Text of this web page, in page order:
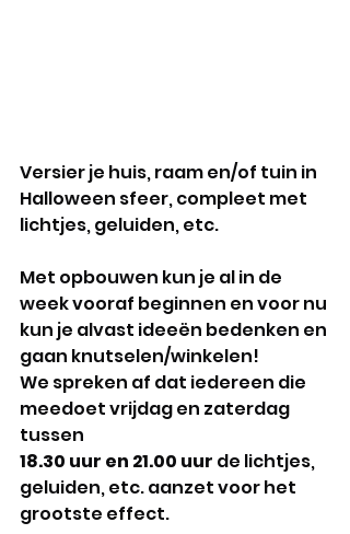
Versier je huis, raam en/of tuin in
Halloween sfeer, compleet met
lichtjes, geluiden, etc.
Met opbouwen kun je al in de
week vooraf beginnen en voor nu
kun je alvast ideeën bedenken en
gaan knutselen/winkelen!
We spreken af dat iedereen die
meedoet vrijdag en zaterdag
tussen
18.30 uur en 21.00 uur de lichtjes,
geluiden, etc. aanzet voor het
grootste effect.